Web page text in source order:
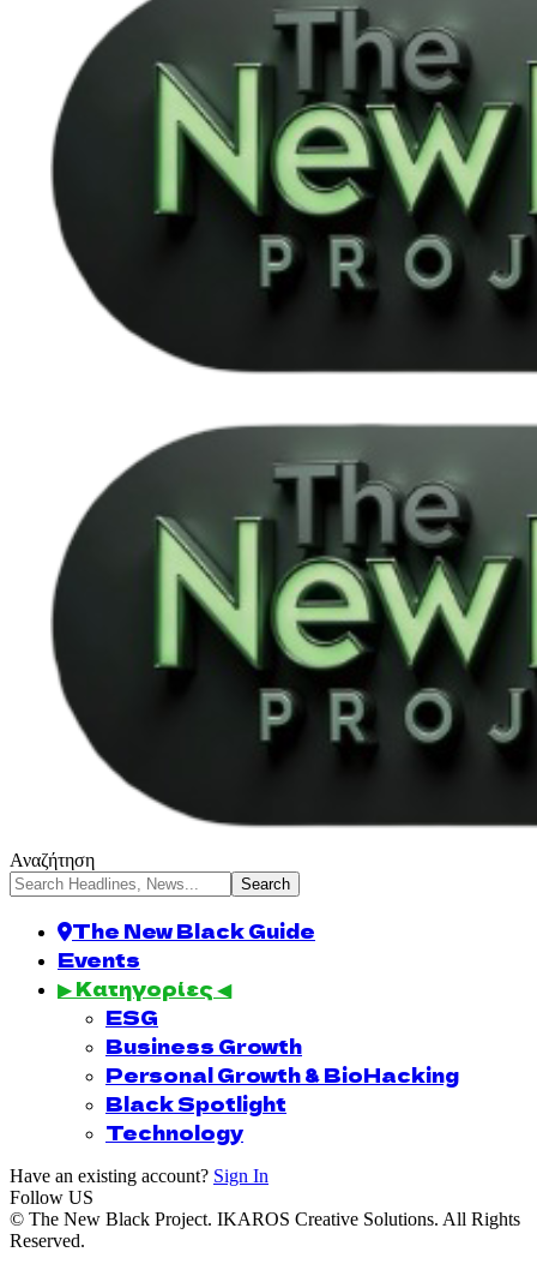
Αναζήτηση
The New Black Guide
Events
▶ Κατηγορίες ◀
ESG
Business Growth
Personal Growth & BioHacking
Black Spotlight
Technology
Have an existing account? Sign In
Follow US
© The New Black Project. IKAROS Creative Solutions. All Rights
Reserved.